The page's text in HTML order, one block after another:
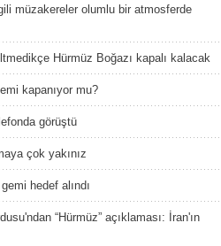
müzakereler olumlu bir atmosferde
Hürmüz Boğazı kapalı kalacak
kapanıyor mu?
görüştü
çok yakınız
hedef alındı
“Hürmüz” açıklaması: İran'ın